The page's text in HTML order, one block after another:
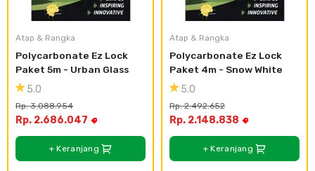
Atap & Rangka
Polycarbonate Ez Lock
Paket 5m - Urban Glass
5.0
Rp. 3.088.954
Rp. 2.686.047
+ Keranjang
Atap & Rangka
Polycarbonate Ez Lock
Paket 4m - Snow White
5.0
Rp. 2.492.652
Rp. 2.148.838
+ Keranjang